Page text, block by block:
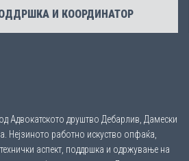
И КООРДИНАТОР
од Адвокатското друштво Дебарлив, Дамески
Нејзиното работно искуство опфаќа,
аспект, поддршка и одржување на